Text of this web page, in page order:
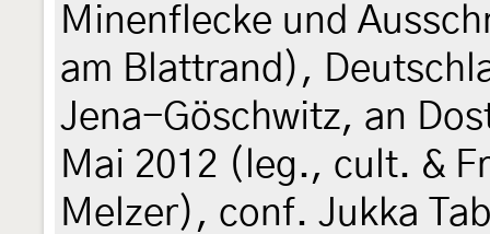
Minenflecke und
am Blattrand),
Jena-Göschwitz, an
Mai 2012 (leg., cult. &
Melzer), conf. Jukka